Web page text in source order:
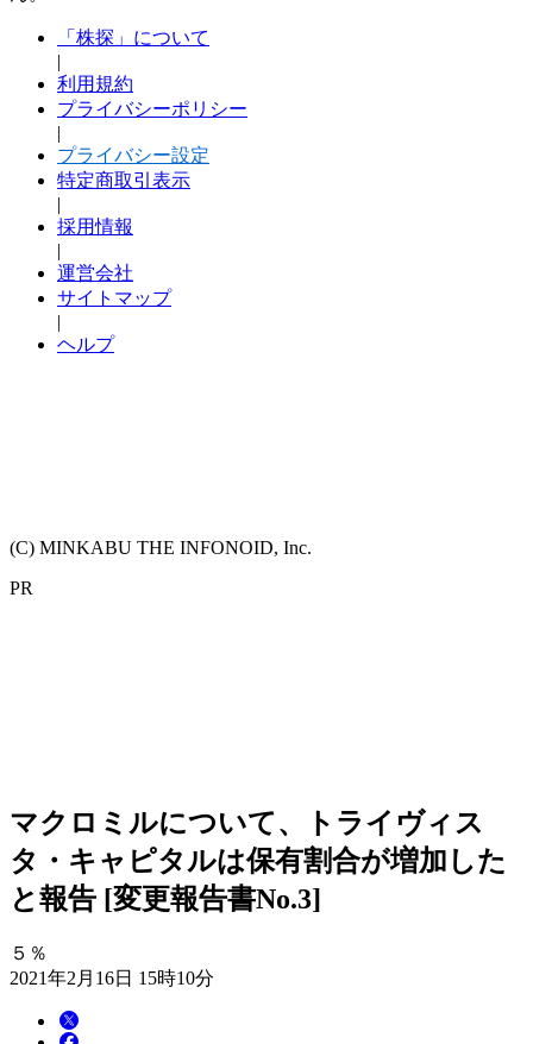
「株探」について
|
利用規約
プライバシーポリシー
|
プライバシー設定
特定商取引表示
|
採用情報
|
運営会社
サイトマップ
|
ヘルプ
(C) MINKABU THE INFONOID, Inc.
PR
マクロミルについて、トライヴィス
タ・キャピタルは保有割合が増加した
と報告 [変更報告書No.3]
５％
2021年2月16日 15時10分